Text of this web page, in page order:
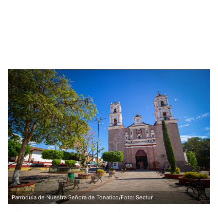
Parroquia de Nuestra Señora de Tonatico/Foto: Sectur